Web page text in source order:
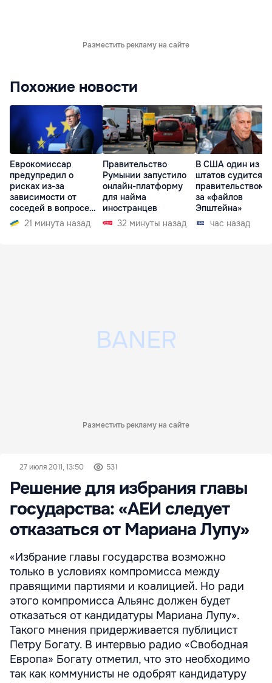
Разместить рекламу на сайте
Похожие новости
Еврокомиссар
предупредил о
рисках из-за
зависимости от
соседей в вопросе
границ
21 минута назад
Правительство
Румынии запустило
онлайн-платформу
для найма
иностранцев
32 минуты назад
В США один из
штатов судится с
правительством
за «файлов
Эпштейна»
час назад
Разместить рекламу на сайте
27 июля 2011, 13:50 531
Решение для избрания главы
государства: «АЕИ следует
отказаться от Мариана Лупу»
«Избрание главы государства возможно
только в условиях компромисса между
правящими партиями и коалицией. Но ради
этого компромисса Альянс должен будет
отказаться от кандидатуры Мариана Лупу».
Такого мнения придерживается публицист
Петру Богату. В интервью радио «Свободная
Европа» Богату отметил, что это необходимо
так как коммунисты не одобрят кандидатуру